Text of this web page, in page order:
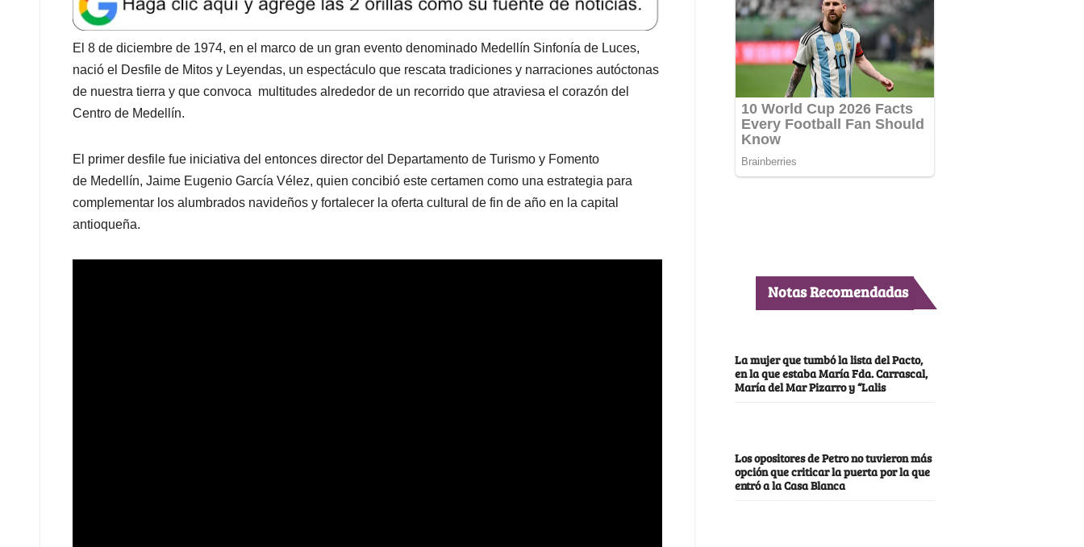
t
s
A
p
p
e
b
o
o
k
k
e
d
I
n
l
e
a
d
s
El 8 de diciembre de 1974, en el marco de un gran evento denominado Medellín Sinfonía de Luces,
nació el Desfile de Mitos y Leyendas, un espectáculo que rescata tradiciones y narraciones autóctonas
de nuestra tierra y que convoca multitudes alrededor de un recorrido que atraviesa el corazón del
Centro de Medellín.
El primer desfile fue iniciativa del entonces director del Departamento de Turismo y Fomento
de Medellín, Jaime Eugenio García Vélez, quien concibió este certamen como una estrategia para
complementar los alumbrados navideños y fortalecer la oferta cultural de fin de año en la capital
antioqueña.
Notas Recomendadas
La mujer que tumbó la lista del Pacto,
en la que estaba María Fda. Carrascal,
María del Mar Pizarro y “Lalis
Los opositores de Petro no tuvieron más
opción que criticar la puerta por la que
entró a la Casa Blanca